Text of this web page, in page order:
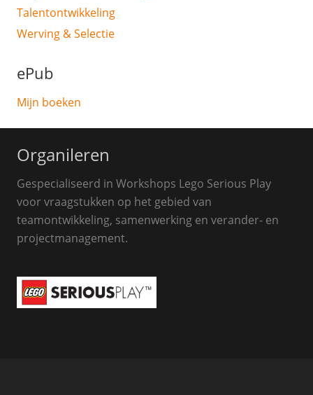
Talentontwikkeling
Werving & Selectie
ePub
Mijn boeken
Organileren
Gespecialiseerd in Workshops Lego Serious Play
voor vraagstukken op het gebied van
teamontwikkeling, samenwerking en verander- en
projectmanagement.